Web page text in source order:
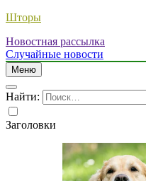
Шторы
Новостная рассылка
Случайные новости
Меню
Найти:
Заголовки